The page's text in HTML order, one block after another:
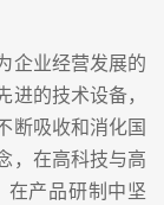
企业经营发展的
进的技术设备，
断吸收和消化国
，在高科技与高
在产品研制中坚